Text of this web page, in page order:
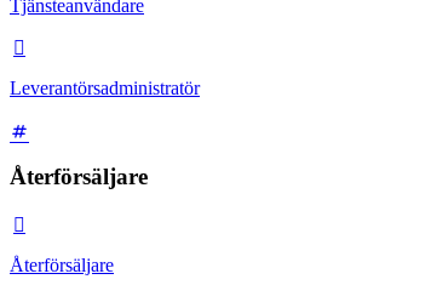
Tjänsteanvändare

Leverantörsadministratör
Återförsäljare

Återförsäljare